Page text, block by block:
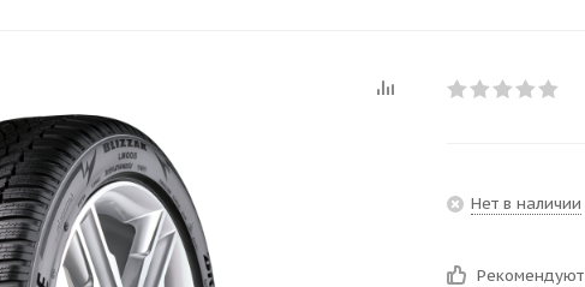
Нет в наличии
Рекомендуют